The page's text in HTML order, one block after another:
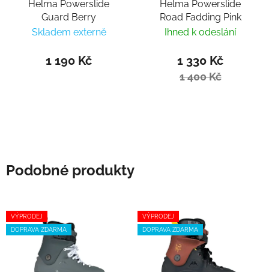
Helma Powerslide
Guard Berry
Skladem externě
1 190 Kč
Helma Powerslide
Road Fadding Pink
Ihned k odeslání
1 330 Kč
1 400 Kč
Podobné produkty
VÝPRODEJ
DOPRAVA ZDARMA
VÝPRODEJ
DOPRAVA ZDARMA